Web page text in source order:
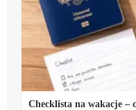
Checklista na wakacje –